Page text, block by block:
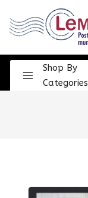
Shop By
Categories